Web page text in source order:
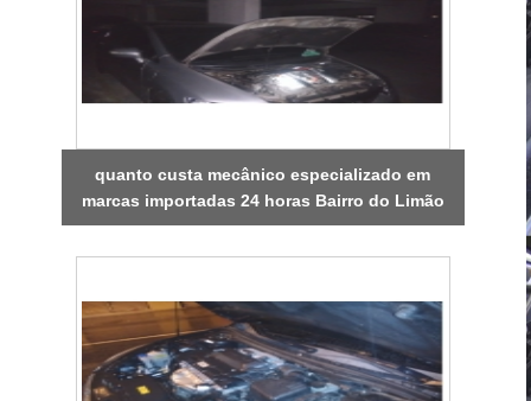
quanto custa mecânico especializado em
marcas importadas 24 horas Bairro do Limão